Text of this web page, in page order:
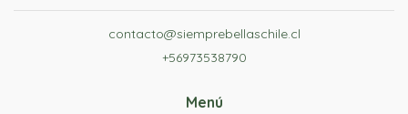
contacto@siemprebellaschile.cl
+56973538790
Menú